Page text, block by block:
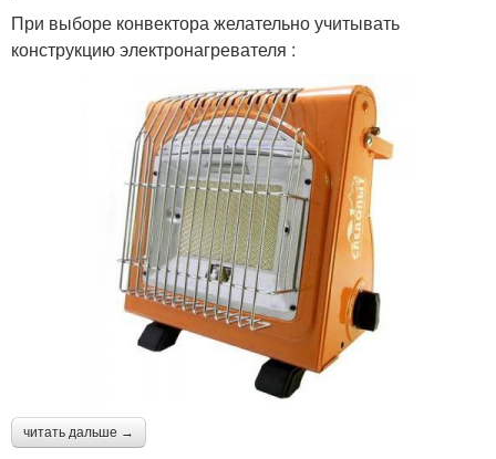
При выборе конвектора желательно учитывать
конструкцию электронагревателя :
читать дальше →